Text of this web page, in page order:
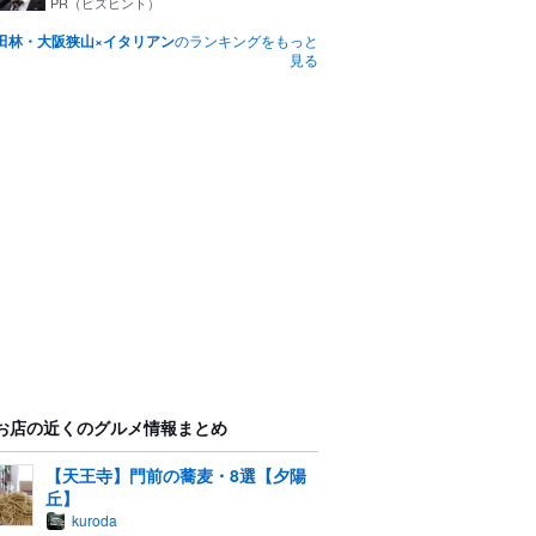
林・大阪狭山×イタリアンのランキングをもっと
見る
店の近くのグルメ情報まとめ
【天王寺】門前の蕎麦・8選【夕陽
丘】
kuroda